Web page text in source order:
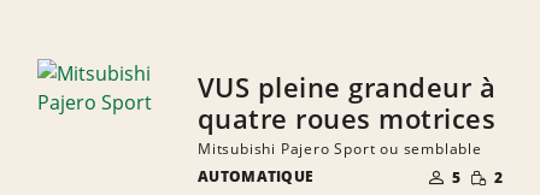
VUS pleine grandeur à
quatre roues motrices
Mitsubishi Pajero Sport ou semblable
AUTOMATIQUE
NOMBRE DE
PERSONNES
5 RÉDUITE
2